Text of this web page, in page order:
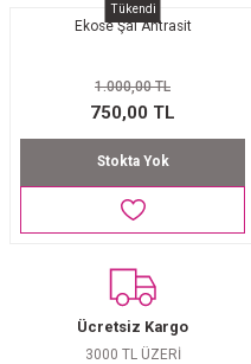
Tükendi
Ekose Şal Antrasit
1.000,00 TL
750,00 TL
Stokta Yok
Ücretsiz Kargo
3000 TL ÜZERİ